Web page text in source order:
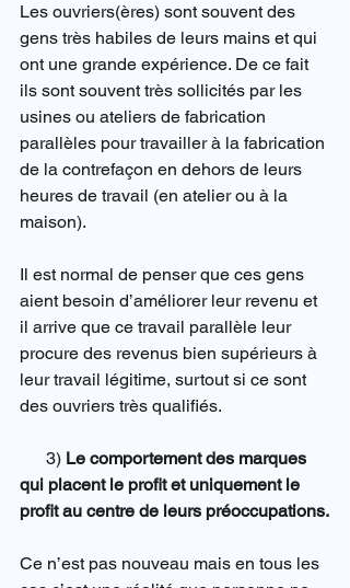
Les ouvriers(ères) sont souvent des
gens très habiles de leurs mains et qui
ont une grande expérience. De ce fait
ils sont souvent très sollicités par les
usines ou ateliers de fabrication
parallèles pour travailler à la fabrication
de la contrefaçon en dehors de leurs
heures de travail (en atelier ou à la
maison).
Il est normal de penser que ces gens
aient besoin d’améliorer leur revenu et
il arrive que ce travail parallèle leur
procure des revenus bien supérieurs à
leur travail légitime, surtout si ce sont
des ouvriers très qualifiés.
      3)
Le comportement des marques
qui placent le profit et uniquement le
profit au centre de leurs préoccupations.
Ce n’est pas nouveau mais en tous les